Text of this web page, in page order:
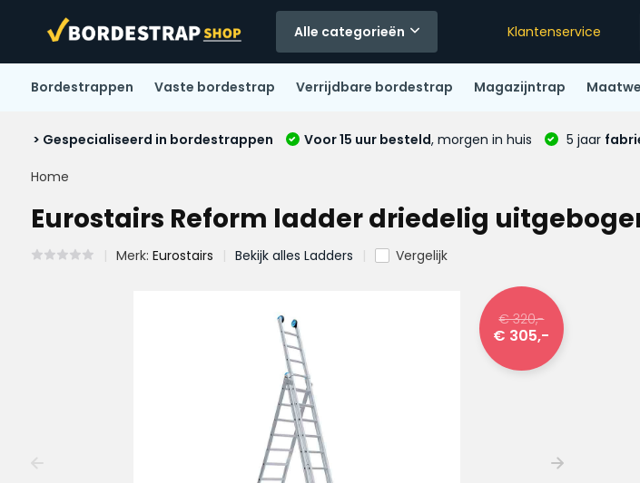
Alle categorieën Klantenservice
Bordestrappen Vaste bordestrap Verrijdbare bordestrap Magazijntrap
> Gespecialiseerd in bordestrappen Voor 15 uur besteld, morgen in huis 5 jaar
Home
Eurostairs Reform ladder driedelig
Merk: Eurostairs Bekijk alles Ladders Vergelijk
€ 320,-
€ 305,-